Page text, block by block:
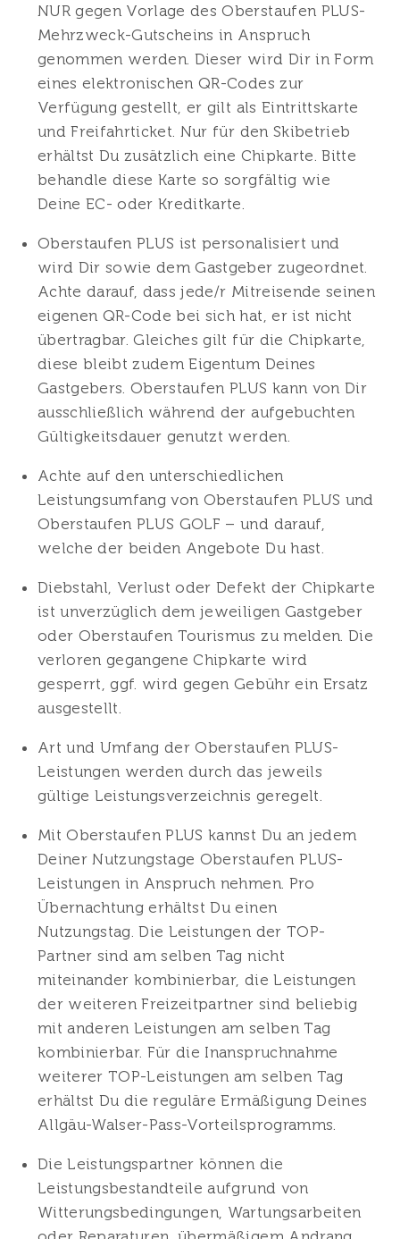
NUR gegen Vorlage des Oberstaufen PLUS-
Mehrzweck-Gutscheins in Anspruch
genommen werden. Dieser wird Dir in Form
eines elektronischen QR-Codes zur
Verfügung gestellt, er gilt als Eintrittskarte
und Freifahrticket. Nur für den Skibetrieb
erhältst Du zusätzlich eine Chipkarte. Bitte
behandle diese Karte so sorgfältig wie
Deine EC- oder Kreditkarte.
Oberstaufen PLUS ist personalisiert und
wird Dir sowie dem Gastgeber zugeordnet.
Achte darauf, dass jede/r Mitreisende seinen
eigenen QR-Code bei sich hat, er ist nicht
übertragbar. Gleiches gilt für die Chipkarte,
diese bleibt zudem Eigentum Deines
Gastgebers. Oberstaufen PLUS kann von Dir
ausschließlich während der aufgebuchten
Gültigkeitsdauer genutzt werden.
Achte auf den unterschiedlichen
Leistungsumfang von Oberstaufen PLUS und
Oberstaufen PLUS GOLF – und darauf,
welche der beiden Angebote Du hast.
Diebstahl, Verlust oder Defekt der Chipkarte
ist unverzüglich dem jeweiligen Gastgeber
oder Oberstaufen Tourismus zu melden. Die
verloren gegangene Chipkarte wird
gesperrt, ggf. wird gegen Gebühr ein Ersatz
ausgestellt.
Art und Umfang der Oberstaufen PLUS-
Leistungen werden durch das jeweils
gültige Leistungsverzeichnis geregelt.
Mit Oberstaufen PLUS kannst Du an jedem
Deiner Nutzungstage Oberstaufen PLUS-
Leistungen in Anspruch nehmen. Pro
Übernachtung erhältst Du einen
Nutzungstag. Die Leistungen der TOP-
Partner sind am selben Tag nicht
miteinander kombinierbar, die Leistungen
der weiteren Freizeitpartner sind beliebig
mit anderen Leistungen am selben Tag
kombinierbar. Für die Inanspruchnahme
weiterer TOP-Leistungen am selben Tag
erhältst Du die reguläre Ermäßigung Deines
Allgäu-Walser-Pass-Vorteilsprogramms.
Die Leistungspartner können die
Leistungsbestandteile aufgrund von
Witterungsbedingungen, Wartungsarbeiten